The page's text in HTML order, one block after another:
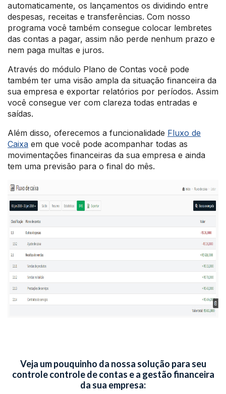
automaticamente, os lançamentos os dividindo entre
despesas, receitas e transferências. Com nosso
programa você também consegue colocar lembretes
das contas a pagar, assim não perde nenhum prazo e
nem paga multas e juros.
Através do módulo Plano de Contas você pode
também ter uma visão ampla da situação financeira da
sua empresa e exportar relatórios por períodos. Assim
você consegue ver com clareza todas entradas e
saídas.
Além disso, oferecemos a funcionalidade Fluxo de
Caixa em que você pode acompanhar todas as
movimentações financeiras da sua empresa e ainda
tem uma previsão para o final do mês.
Veja um pouquinho da nossa solução para seu
controle controle de contas e a gestão financeira
da sua empresa: